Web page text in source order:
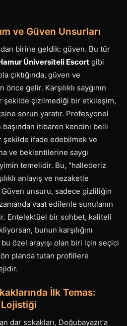
ve Güven Unsurları
birine geldik: güven. Bu tür
Üniversiteli Escort gibi
çıktığında, güven ve
gelir. Karşılıklı saygının
şekilde çizilmediği bir etkileşim,
sorun yaratır. Profesyonel
itibaren kendini belli
ifade edebilmek ve
ve beklentilerine saygı
temelidir. Bu, "hallederiz
anlayış ve nezaketle
unsuru, sadece gizliliğin
vaat edilenle sunulanın
Entelektüel bir sohbet, kaliteli
bunun karşılığını
özel arayışı olan biri için seçici
planda tutan profillere
İlk Temas:
Lojistiği
dar sokakları, Doğubayazıt'a